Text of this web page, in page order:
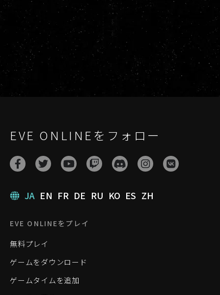
EVE ONLINEをフォロー
JA EN FR DE RU KO ES ZH
EVE ONLINEをプレイ
無料プレイ
ゲームをダウンロード
ゲームタイムを追加